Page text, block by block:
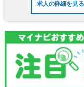
求人の詳細を見る